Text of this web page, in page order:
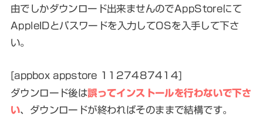
由でしかダウンロード出来ませんのでAppStoreにて
AppleIDとパスワードを入力してOSを入手して下さ
い。
[appbox appstore 1127487414]
ダウンロード後は誤ってインストールを行わないで下さ
い、ダウンロードが終わればそのままで結構です。